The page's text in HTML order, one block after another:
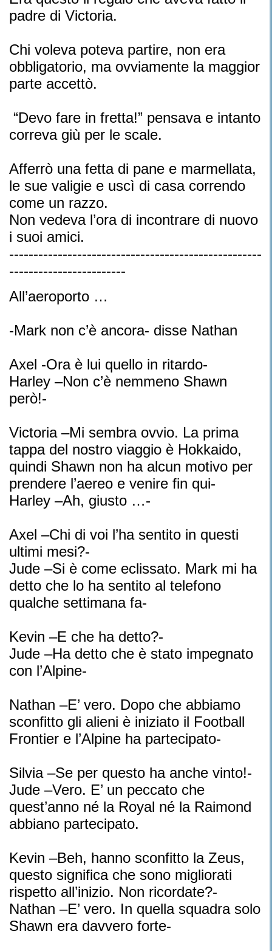
padre di Victoria.
Chi voleva poteva partire, non era
obbligatorio, ma ovviamente la maggior
parte accettò.
“Devo fare in fretta!” pensava e intanto
correva giù per le scale.
Afferrò una fetta di pane e marmellata,
le sue valigie e uscì di casa correndo
come un razzo.
Non vedeva l’ora di incontrare di nuovo
i suoi amici.
----------------------------------------------------
------------------------
All’aeroporto …
-Mark non c’è ancora- disse Nathan
Axel -Ora è lui quello in ritardo-
Harley –Non c’è nemmeno Shawn
però!-
Victoria –Mi sembra ovvio. La prima
tappa del nostro viaggio è Hokkaido,
quindi Shawn non ha alcun motivo per
prendere l’aereo e venire fin qui-
Harley –Ah, giusto …-
Axel –Chi di voi l’ha sentito in questi
ultimi mesi?-
Jude –Si è come eclissato. Mark mi ha
detto che lo ha sentito al telefono
qualche settimana fa-
Kevin –E che ha detto?-
Jude –Ha detto che è stato impegnato
con l’Alpine-
Nathan –E’ vero. Dopo che abbiamo
sconfitto gli alieni è iniziato il Football
Frontier e l’Alpine ha partecipato-
Silvia –Se per questo ha anche vinto!-
Jude –Vero. E’ un peccato che
quest’anno né la Royal né la Raimond
abbiano partecipato.
Kevin –Beh, hanno sconfitto la Zeus,
questo significa che sono migliorati
rispetto all’inizio. Non ricordate?-
Nathan –E’ vero. In quella squadra solo
Shawn era davvero forte-